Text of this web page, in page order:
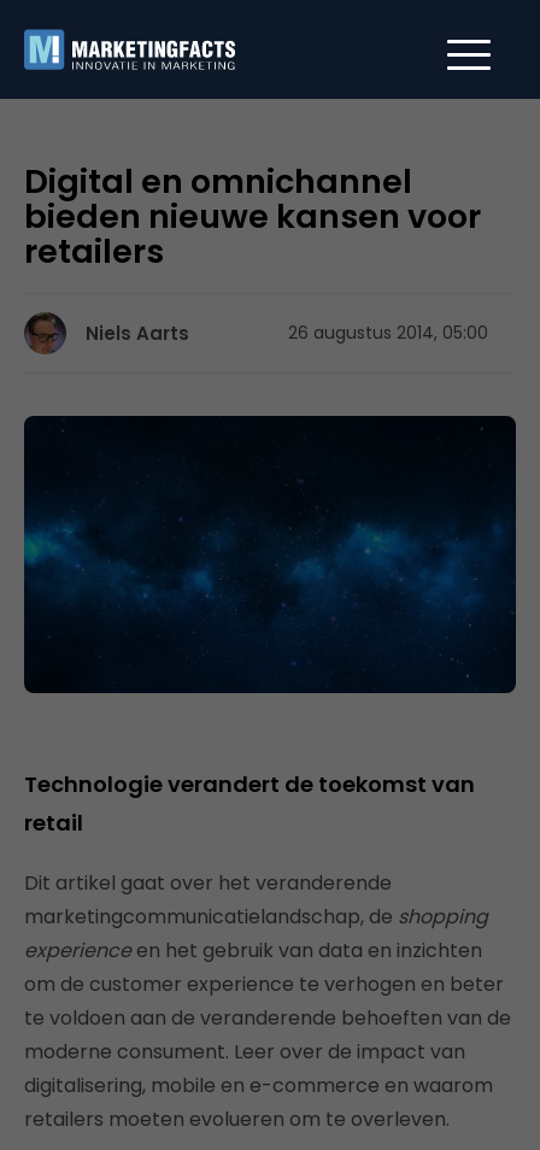
Digital en omnichannel
bieden nieuwe kansen voor
retailers
Niels Aarts 26 augustus 2014, 05:00
Technologie verandert de toekomst van
retail
Dit artikel gaat over het veranderende
marketingcommunicatielandschap, de shopping
experienceen het gebruik van data en inzichten
om de customer experience te verhogen en beter
te voldoen aan de veranderende behoeften van de
moderne consument. Leer over de impact van
digitalisering, mobile en e-commerce en waarom
retailers moeten evolueren om te overleven.